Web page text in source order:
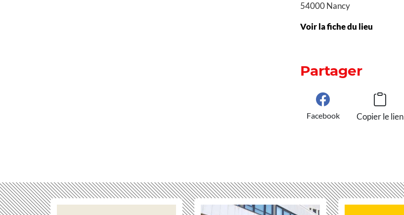
54000 Nancy
Voir la fiche du lieu
Partager
Facebook Copier le lien